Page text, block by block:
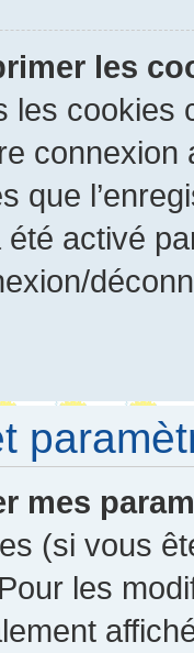
les
les cookies
que
activé
mes
(si vous
les